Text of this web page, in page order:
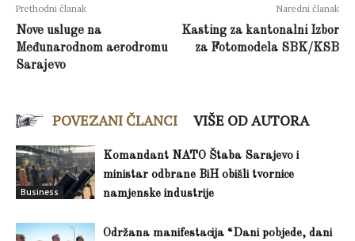
Prethodni članak
Nove usluge na
Međunarodnom aerodromu
Sarajevo
Naredni članak
Kasting za kantonalni Izbor
za Fotomodela SBK/KSB
POVEZANI ČLANCI VIŠE OD AUTORA
Business
Komandant NATO Štaba Sarajevo i
ministar odbrane BiH obišli tvornice
namjenske industrije
Održana manifestacija “Dani pobjede, dani